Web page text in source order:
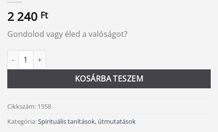
2 240 Ft
Gondolod vagy éled a valóságot?
Revolution mennyiség
KOSÁRBA TESZEM
Alternative:
Cikkszám: 1558
Kategória:Spirituális tanítások, útmutatások